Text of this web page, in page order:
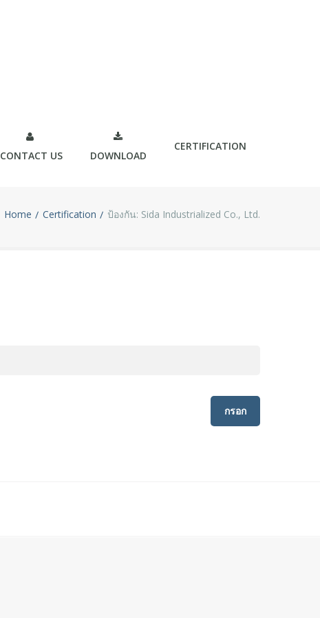
CONTACT US DOWNLOAD
CERTIFICATION
Home Certification ป้องกัน: Sida Industrialized Co., Ltd.